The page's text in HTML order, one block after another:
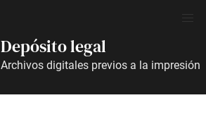
Depósito legal
Archivos digitales previos a la impresión